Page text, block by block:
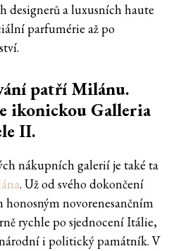
designerů a luxusních haute
parfumérie až po
patří Milánu.
ikonickou Galleria
II.
nákupních galerií je také ta
. Už od svého dokončení
honosným novorenesančním
rychle po sjednocení Itálie,
i politický památník. V